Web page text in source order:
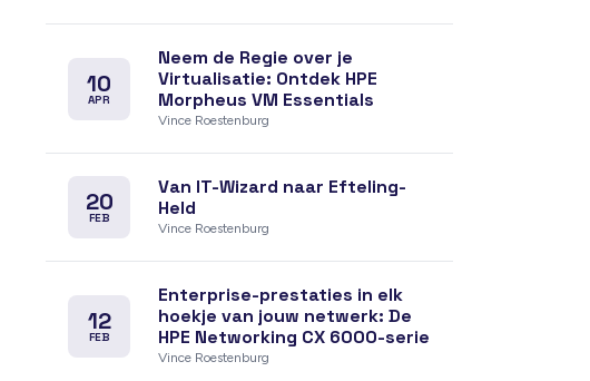
10
APR
Neem de Regie over je
Virtualisatie: Ontdek HPE
Morpheus VM Essentials
Vince Roestenburg
20
FEB
Van IT-Wizard naar Efteling-
Held
Vince Roestenburg
12
FEB
Enterprise-prestaties in elk
hoekje van jouw netwerk: De
HPE Networking CX 6000-serie
Vince Roestenburg